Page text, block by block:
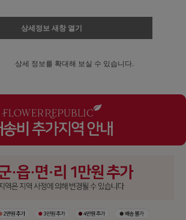
상세정보 새창 열기
상세 정보를 확대해 보실 수 있습니다.